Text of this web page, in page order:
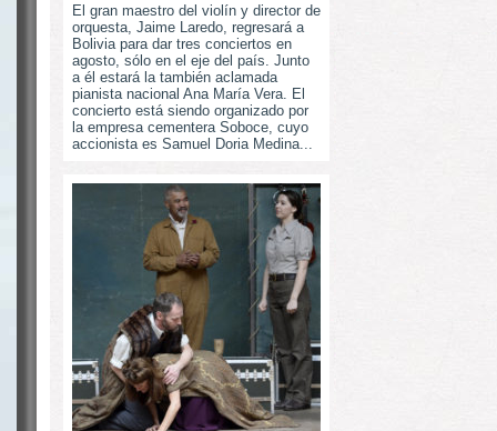
El gran maestro del violín y director de
orquesta, Jaime Laredo, regresará a
Bolivia para dar tres conciertos en
agosto, sólo en el eje del país. Junto
a él estará la también aclamada
pianista nacional Ana María Vera. El
concierto está siendo organizado por
la empresa cementera Soboce, cuyo
accionista es Samuel Doria Medina...